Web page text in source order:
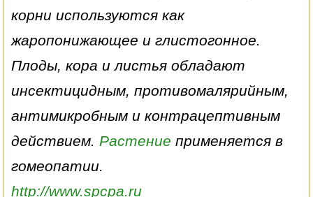
корни используются как
жаропонижающее и глистогонное.
Плоды, кора и листья обладают
инсектицидным, противомалярийным,
антимикробным и контрацептивным
действием.Растение применяется в
гомеопатии.
http://www.spcpa.ru